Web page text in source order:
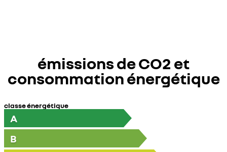
émissions de CO2 et
consommation énergétique
classe énergétique
A
B